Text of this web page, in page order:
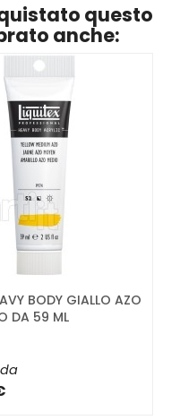
questo
anche:
BODY GIALLO AZO
DA 59 ML